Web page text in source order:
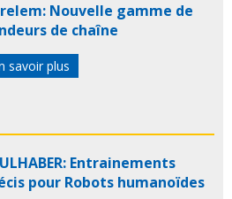
Nouvelle gamme de
de chaîne
savoir plus
Entrainements
pour Robots humanoïdes